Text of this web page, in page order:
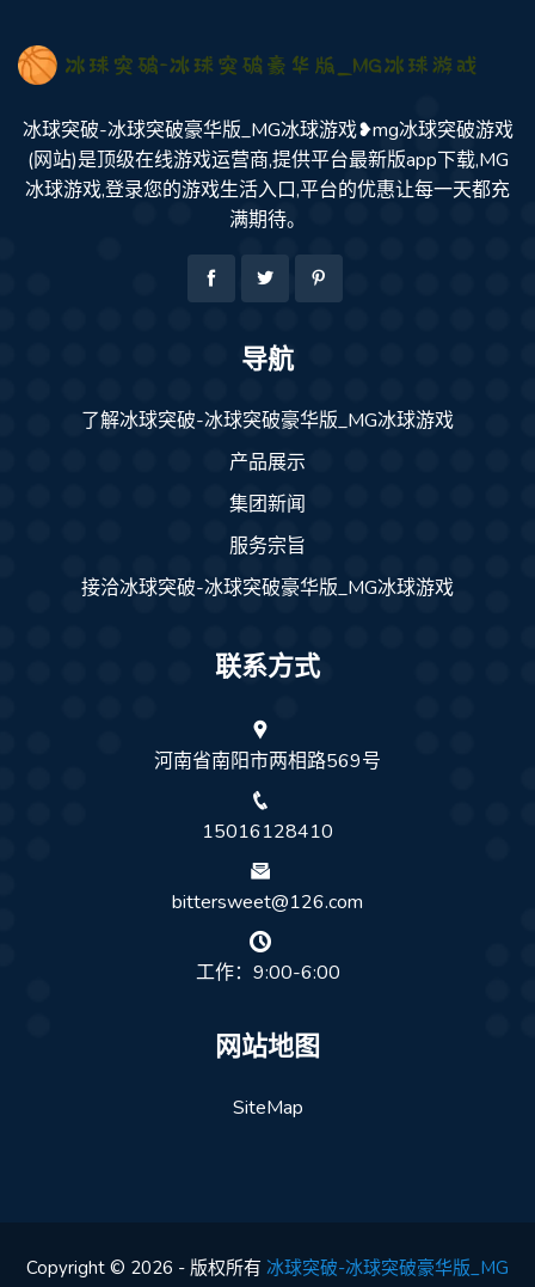
冰球突破-冰球突破豪华版_MG冰球游戏❥mg冰球突破游戏
(网站)是顶级在线游戏运营商,提供平台最新版app下载,MG
冰球游戏,登录您的游戏生活入口,平台的优惠让每一天都充
满期待。
导航
了解冰球突破-冰球突破豪华版_MG冰球游戏
产品展示
集团新闻
服务宗旨
接洽冰球突破-冰球突破豪华版_MG冰球游戏
联系方式
河南省南阳市两相路569号
15016128410
bittersweet@126.com
工作：9:00-6:00
网站地图
SiteMap
Copyright © 2026 - 版权所有 冰球突破-冰球突破豪华版_MG